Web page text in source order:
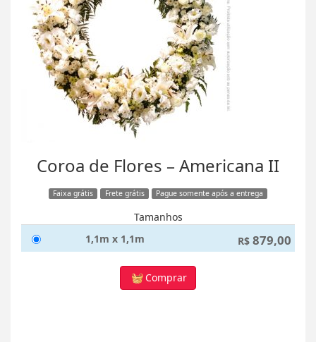
Coroa de Flores – Americana II
Faixa grátis Frete grátis Pague somente após a entrega
Tamanhos
1,1m x 1,1m
R$ 879,00
Comprar